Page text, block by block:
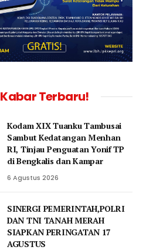
Kabar Terbaru!
Kodam XIX Tuanku Tambusai
Sambut Kedatangan Menhan
RI, Tinjau Penguatan Yonif TP
di Bengkalis dan Kampar
6 Agustus 2026
SINERGI PEMERINTAH,POLRI
DAN TNI TANAH MERAH
SIAPKAN PERINGATAN 17
AGUSTUS